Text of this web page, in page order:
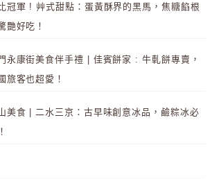
冠軍 ! 艸式甜點：蛋黃酥界的黑馬，焦糖餡根
艷好吃！
永康街美食伴手禮 | 佳賓餅家 : 牛軋餅專賣，
旅客也超愛！
美食 | 二水三京：古早味創意冰品，鹼粽冰必